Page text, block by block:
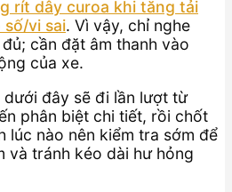
rít dây curoa khi tăng tải
vi sai. Vì vậy, chỉ nghe
cần đặt âm thanh vào
của xe.
dưới đây sẽ đi lần lượt từ
phân biệt chi tiết, rồi chốt
lúc nào nên kiểm tra sớm để
và tránh kéo dài hư hỏng